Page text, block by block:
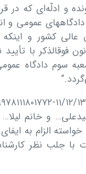
و ادلّه‌ای که
دادرسی دادگاهھای
دیوان عالی کشور
در اجرای ماده [٢٧] ٢٨
سوم دادگاه
و خانم
الزام به